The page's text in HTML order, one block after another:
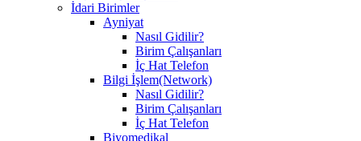
İdari Birimler
Ayniyat
Nasıl Gidilir?
Birim Çalışanları
İç Hat Telefon
Bilgi İşlem(Network)
Nasıl Gidilir?
Birim Çalışanları
İç Hat Telefon
Biyomedikal